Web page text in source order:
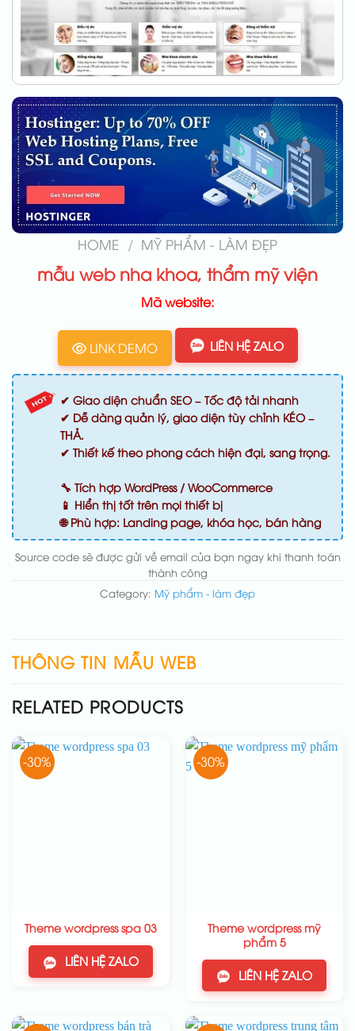
HOME / MỸ PHẨM - LÀM ĐẸP
mẫu web nha khoa, thẩm mỹ viện
Mã website:
LINK DEMO LIÊN HỆ ZALO
✔ Giao diện chuẩn SEO – Tốc độ tải nhanh
✔ Dễ dàng quản lý, giao diện tùy chỉnh KÉO –
THẢ.
✔ Thiết kế theo phong cách hiện đại, sang trọng.
🔧 Tích hợp WordPress / WooCommerce
📱 Hiển thị tốt trên mọi thiết bị
🌐 Phù hợp: Landing page, khóa học, bán hàng
Source code sẽ được gửi về email của bạn ngay khi thanh toán
thành công
Category: Mỹ phẩm - làm đẹp
THÔNG TIN MẪU WEB
RELATED PRODUCTS
-30%
Theme wordpress spa 03
LIÊN HỆ ZALO
-30%
Theme wordpress mỹ
phẩm 5
LIÊN HỆ ZALO